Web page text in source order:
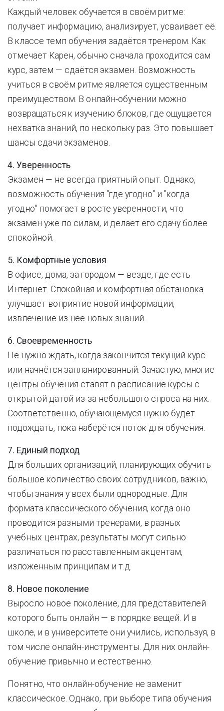
Каждый человек обучается в своём ритме:
получает информацию, анализирует, усваивает её.
В классе темп обучения задаётся тренером. Как
отмечает Карен, обычно сначала проходится сам
курс, затем — сдаётся экзамен. Возможность
учиться в своём ритме является существенным
преимуществом. В онлайн-обучении можно
возвращаться к изучению блоков, где ощущается
нехватка знаний, по нескольку раз. Это повышает
шансы сдачи экзаменов.
4. Уверенность
Экзамен — не всегда приятный опыт. Однако,
возможность обучения "где угодно" и "когда
угодно" помогает в росте уверенности, что
экзамен уже по силам, и делает его сдачу более
спокойной.
5. Комфортные условия
В офисе, дома, за городом — везде, где есть
Интернет. Спокойная и комфортная обстановка
улучшает воприятие новой информации,
извлечение из неё новых знаний.
6. Своевременность
Не нужно ждать, когда закончится текущий курс
или начнётся запланированный. Зачастую, многие
центры обучения ставят в расписание курсы с
открытой датой из-за небольшого спроса на них.
Соответственно, обучающемуся нужно будет
подождать, пока наберётся поток для обучения.
7. Единый подход
Для больших организаций, планирующих обучить
большое количество своих сотрудников, важно,
чтобы знания у всех были однородные. Для
формата классического обучения, когда оно
проводится разными тренерами, в разных
учебных центрах, результаты могут сильно
различаться по расставленным акцентам,
изложенным принципам и т.д.
8. Новое поколение
Выросло новое поколение, для представителей
которого быть онлайн — в порядке вещей. И в
школе, и в университете они учились, используя, в
том числе онлайн-инструменты. Для них онлайн-
обучение привычно и естественно.
Понятно, что онлайн-обучение не заменит
классическое. Однако, при выборе типа обучения